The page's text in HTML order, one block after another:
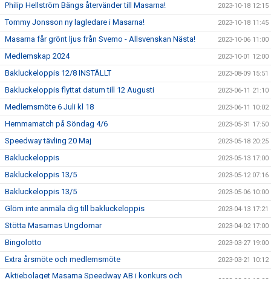
Philip Hellström Bängs återvänder till Masarna! 2023-10-18 12:15
Tommy Jonsson ny lagledare i Masarna! 2023-10-18 11:45
Masarna får grönt ljus från Svemo - Allsvenskan Nästa! 2023-10-06 11:00
Medlemskap 2024 2023-10-01 12:00
Bakluckeloppis 12/8 INSTÄLLT 2023-08-09 15:51
Bakluckeloppis flyttat datum till 12 Augusti 2023-06-11 21:10
Medlemsmöte 6 Juli kl 18 2023-06-11 10:02
Hemmamatch på Söndag 4/6 2023-05-31 17:50
Speedway tävling 20 Maj 2023-05-18 20:25
Bakluckeloppis 2023-05-13 17:00
Bakluckeloppis 13/5 2023-05-12 07:16
Bakluckeloppis 13/5 2023-05-06 10:00
Glöm inte anmäla dig till bakluckeloppis 2023-04-13 17:21
Stötta Masarnas Ungdomar 2023-04-02 17:00
Bingolotto 2023-03-27 19:00
Extra årsmöte och medlemsmöte 2023-03-21 10:12
Aktiebolaget Masarna Speedway AB i konkurs och
2023-03-06 13:03